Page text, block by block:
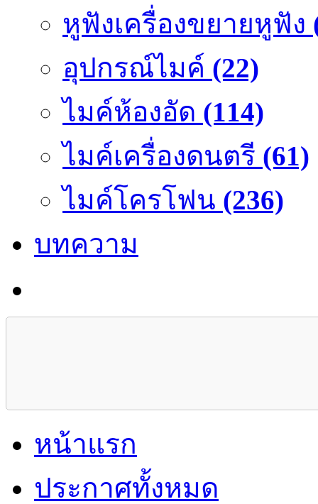
หูฟังเครื่องขยายหูฟัง
อุปกรณ์ไมค์ (22)
ไมค์ห้องอัด (114)
ไมค์เครื่องดนตรี (61)
ไมค์โครโฟน (236)
บทความ
หน้าแรก
ประกาศทั้งหมด